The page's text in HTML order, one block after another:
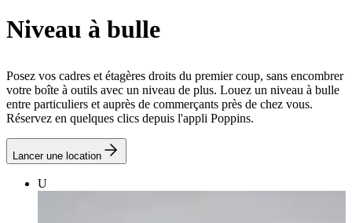
Niveau à bulle
Posez vos cadres et étagères droits du premier coup, sans encombrer
votre boîte à outils avec un niveau de plus. Louez un niveau à bulle
entre particuliers et auprès de commerçants près de chez vous.
Réservez en quelques clics depuis l'appli Poppins.
Lancer une location
U